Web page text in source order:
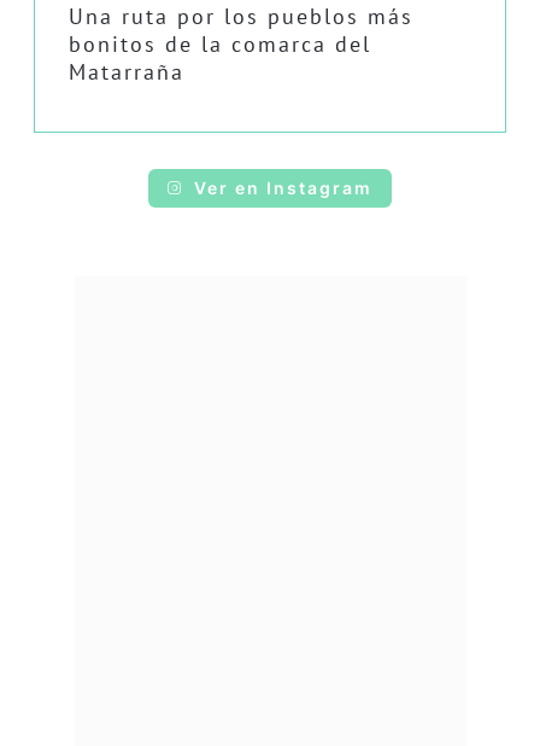
Una ruta por los pueblos más
bonitos de la comarca del
Matarraña
Ver en Instagram